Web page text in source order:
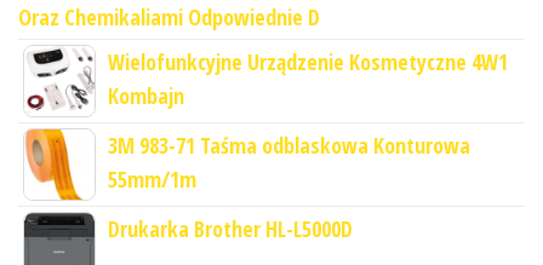
Oraz Chemikaliami Odpowiednie D
Wielofunkcyjne Urządzenie Kosmetyczne 4W1
Kombajn
3M 983-71 Taśma odblaskowa Konturowa
55mm/1m
Drukarka Brother HL-L5000D